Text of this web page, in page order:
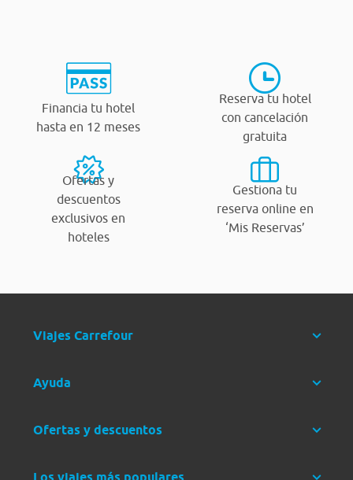
Financia tu hotel
hasta en 12 meses
Reserva tu hotel
con cancelación
gratuita
Ofertas y
descuentos
exclusivos en
hoteles
Gestiona tu
reserva online en
‘Mis Reservas’
Viajes Carrefour
Ayuda
Ofertas y descuentos